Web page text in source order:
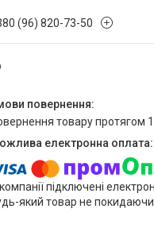
(96) 820-73-50
товару протягом
підключені
який товар не покидаючи